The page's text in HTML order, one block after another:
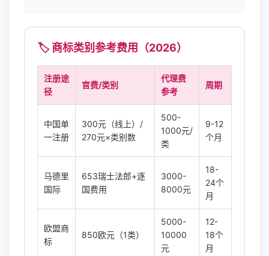
🏷️ 商标类别参考费用（2026）
注册途
径
官费/类别
代理费
参考
周期
中国单
一注册
300元（线上）/
270元×类别数
500-
1000元/
类
9-12
个月
马德里
国际
653瑞士法郎+逐
国费用
3000-
8000元
18-
24个
月
欧盟商
标
850欧元（1类）
5000-
10000
元
12-
18个
月